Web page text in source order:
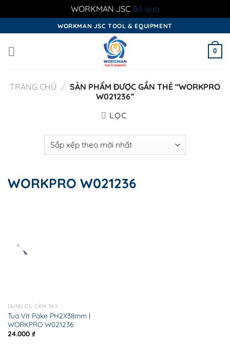
WORKMAN JSC Bỏ qua
to
content
WORKMAN JSC TOOL & EQUIPMENT
0
TRANG CHỦ / SẢN PHẨM ĐƯỢC GẮN THẺ “WORKPRO
W021236”
LỌC
WORKPRO W021236
DỤNG CỤ CẦM TAY
Tua Vít Pake PH2X38mm |
WORKPRO W021236
24.000 ₫